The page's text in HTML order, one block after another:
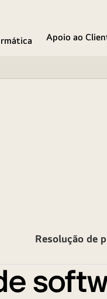
Apoio ao
Resolução de